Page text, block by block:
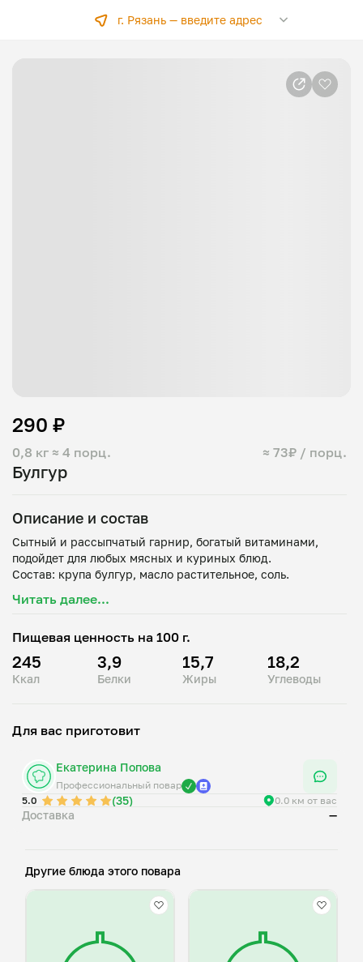
г. Рязань —введите адрес
Булгур
0,8 кг ≈ 4 порц. ≈ 73₽ / порц.
290 ₽
Описание и состав
Сытный и рассыпчатый гарнир, богатый витаминами,
подойдет для любых мясных и куриных блюд.
Читать далее...
Пищевая ценность на 100 г.
245
Ккал
3,9
Белки
15,7
Жиры
18,2
Углеводы
Для вас приготовит
Екатерина Попова
Профессиональный повар
5.0
(35) 0.0 км от вас
Доставка —
Другие блюда этого повара